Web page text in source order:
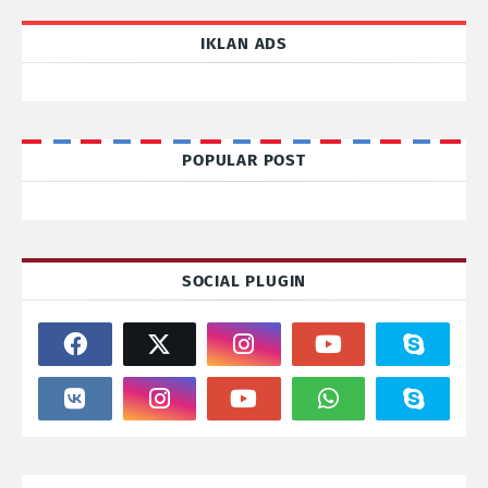
IKLAN ADS
POPULAR POST
SOCIAL PLUGIN